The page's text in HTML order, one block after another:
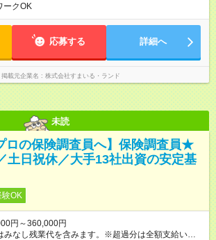
じます。 週1日からでもOK ダブルワークOK
ークOK
応募する 詳細へ
掲載元企業名 株式会社すまいる・ランド
未読
ロの保険調査員へ】保険調査員★
土日祝休／大手13社出資の安定基
験OK
円～360,000円
みなし残業代を含みます。※超過分は全額支給いたし